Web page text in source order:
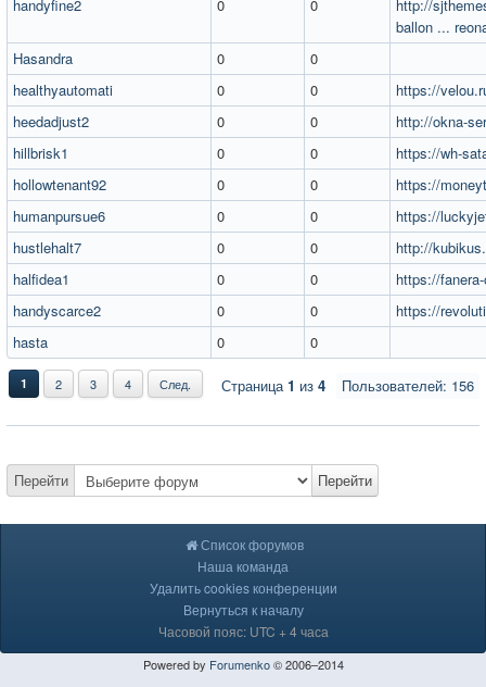
handyfine2 0 0
http://
ballon ...
Hasandra
0
0
healthyautomati
0 0
https://
heedadjust2
0 0
http://okna-
hillbrisk1
0 0
https://wh-
hollowtenant92
0 0
https://
humanpursue6
0 0
https://
hustlehalt7
0 0
http://
halfidea1
0 0
https://
handyscarce2
0 0
https://
hasta
0 0
Пользователей: 156
1 2 3 4 След. Страница1 из 4
Перейти Перейти
Список форумов
Наша команда
Удалить cookies конференции
Вернуться к началу
Часовой пояс: UTC + 4 часа
Powered by Forumenko© 2006–2014